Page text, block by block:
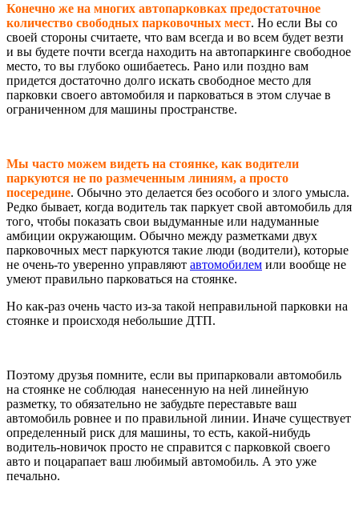
Конечно же на многих автопарковках предостаточное
количество свободных парковочных мест. Но если Вы со
своей стороны считаете, что вам всегда и во всем будет везти
и вы будете почти всегда находить на автопаркинге свободное
место, то вы глубоко ошибаетесь. Рано или поздно вам
придется достаточно долго искать свободное место для
парковки своего автомобиля и парковаться в этом случае в
ограниченном для машины пространстве.
Мы часто можем видеть на стоянке, как водители
паркуются не по размеченным линиям, а просто
посередине. Обычно это делается без особого и злого умысла.
Редко бывает, когда водитель так паркует свой автомобиль для
того, чтобы показать свои выдуманные или надуманные
амбиции окружающим. Обычно между разметками двух
парковочных мест паркуются такие люди (водители), которые
не очень-то уверенно управляют автомобилем или вообще не
умеют правильно парковаться на стоянке.
Но как-раз очень часто из-за такой неправильной парковки на
стоянке и происходя небольшие ДТП.
Поэтому друзья помните, если вы припарковали автомобиль
на стоянке не соблюдая нанесенную на ней линейную
разметку, то обязательно не забудьте переставьте ваш
автомобиль ровнее и по правильной линии. Иначе существует
определенный риск для машины, то есть, какой-нибудь
водитель-новичок просто не справится с парковкой своего
авто и поцарапает ваш любимый автомобиль. А это уже
печально.